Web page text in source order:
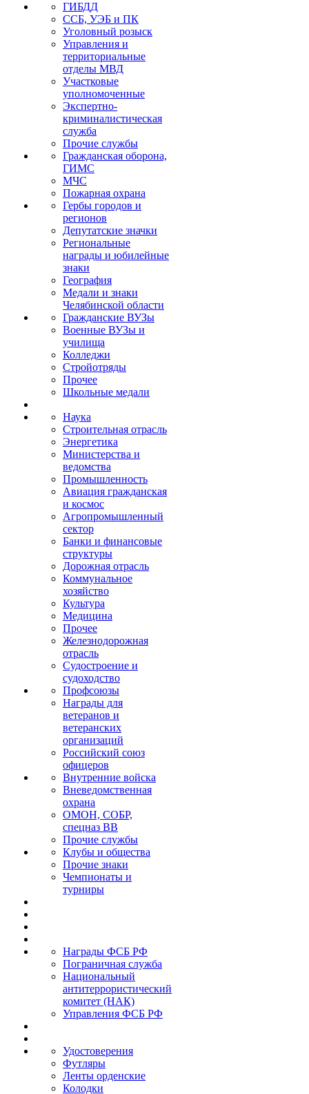
ГИБДД
ССБ, УЭБ и ПК
Уголовный розыск
Управления и
территориальные
отделы МВД
Участковые
уполномоченные
Экспертно-
криминалистическая
служба
Прочие службы
Гражданская оборона,
ГИМС
МЧС
Пожарная охрана
Гербы городов и
регионов
Депутатские значки
Региональные
награды и юбилейные
знаки
География
Медали и знаки
Челябинской области
Гражданские ВУЗы
Военные ВУЗы и
училища
Колледжи
Стройотряды
Прочее
Школьные медали
Наука
Строительная отрасль
Энергетика
Министерства и
ведомства
Промышленность
Авиация гражданская
и космос
Агропромышленный
сектор
Банки и финансовые
структуры
Дорожная отрасль
Коммунальное
хозяйство
Культура
Медицина
Прочее
Железнодорожная
отрасль
Судостроение и
судоходство
Профсоюзы
Награды для
ветеранов и
ветеранских
организаций
Российский союз
офицеров
Внутренние войска
Вневедомственная
охрана
ОМОН, СОБР,
спецназ ВВ
Прочие службы
Клубы и общества
Прочие знаки
Чемпионаты и
турниры
Награды ФСБ РФ
Пограничная служба
Национальный
антитеррористический
комитет (НАК)
Управления ФСБ РФ
Удостоверения
Футляры
Ленты орденские
Колодки